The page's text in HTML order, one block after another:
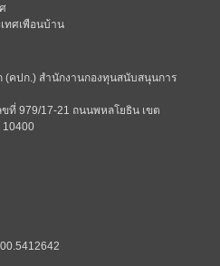
ทศเพือนบ้าน
(คปก.) สำนักงานกองทุนสนับสนุนการ
ขที่ 979/17-21 ถนนพหลโยธิน เขต
10400